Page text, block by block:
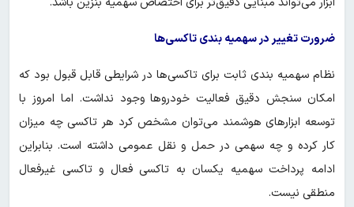
ضرورت تغییر در سهمیه بندی تاکسی‌ها
نظام سهمیه بندی ثابت برای تاکسی‌ها در شرایطی قابل قبول بود که
امکان سنجش دقیق فعالیت خودروها وجود نداشت. اما امروز با
توسعه ابزارهای هوشمند می‌توان مشخص کرد هر تاکسی چه میزان
کار کرده و چه سهمی در حمل و نقل عمومی داشته است. بنابراین
ادامه پرداخت سهمیه یکسان به تاکسی فعال و تاکسی غیرفعال
منطقی نیست.